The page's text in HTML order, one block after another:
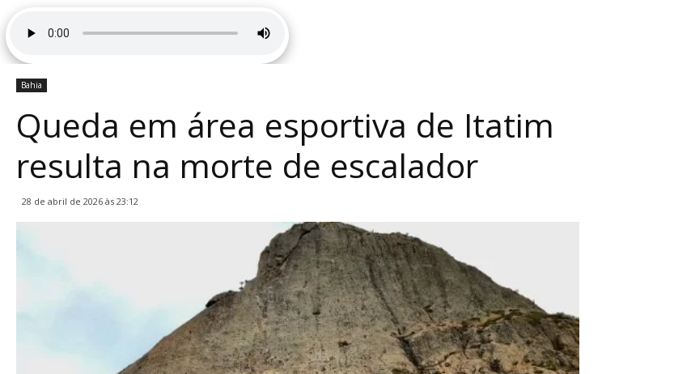
Bahia
Queda em área esportiva de Itatim
resulta na morte de escalador
28 de abril de 2026 às 23:12